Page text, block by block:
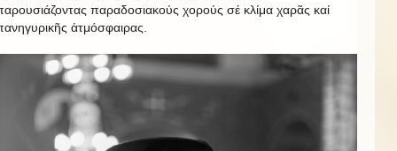
παραδοσιακούς χορούς σέ κλίμα χαρᾶς καί
ἀτμόσφαιρας.